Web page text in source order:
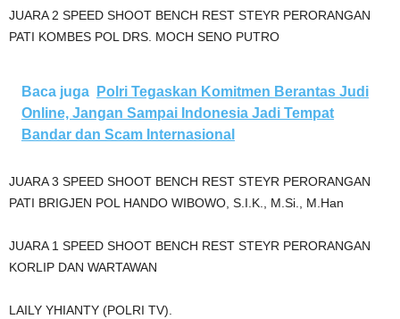
JUARA 2 SPEED SHOOT BENCH REST STEYR PERORANGAN
PATI KOMBES POL DRS. MOCH SENO PUTRO
Baca juga
Polri Tegaskan Komitmen Berantas Judi
Online, Jangan Sampai Indonesia Jadi Tempat
Bandar dan Scam Internasional
JUARA 3 SPEED SHOOT BENCH REST STEYR PERORANGAN
PATI BRIGJEN POL HANDO WIBOWO, S.I.K., M.Si., M.Han
JUARA 1 SPEED SHOOT BENCH REST STEYR PERORANGAN
KORLIP DAN WARTAWAN
LAILY YHIANTY (POLRI TV).